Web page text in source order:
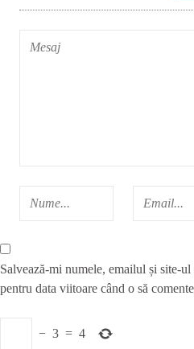
Salvează-mi numele, emailul și site-
pentru data viitoare când o să
− 3 = 4